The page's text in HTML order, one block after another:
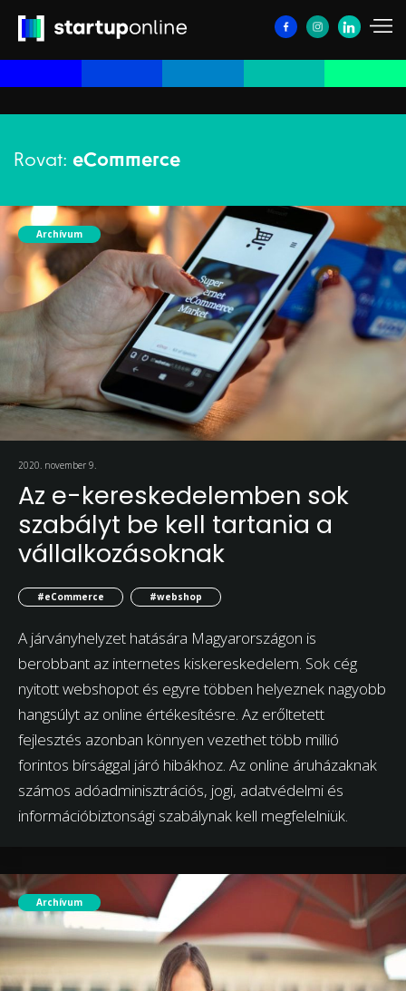
Rovat: eCommerce
Archívum
2020. november 9.
Az e-kereskedelemben sok
szabályt be kell tartania a
vállalkozásoknak
#eCommerce #webshop
A járványhelyzet hatására Magyarországon is
berobbant az internetes kiskereskedelem. Sok cég
nyitott webshopot és egyre többen helyeznek nagyobb
hangsúlyt az online értékesítésre. Az erőltetett
fejlesztés azonban könnyen vezethet több millió
forintos bírsággal járó hibákhoz. Az online áruházaknak
számos adóadminisztrációs, jogi, adatvédelmi és
információbiztonsági szabálynak kell megfelelniük.
Archívum